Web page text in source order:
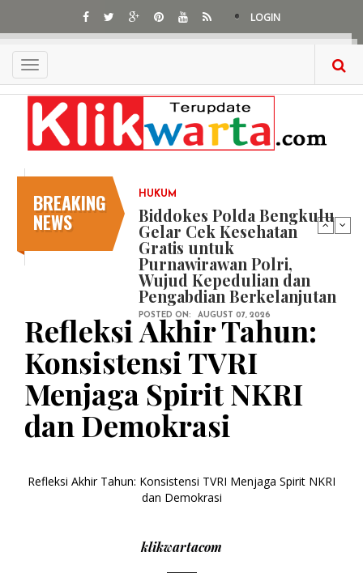
main
content
LOGIN
Toggle
navigation
BREAKING
NEWS
HUKUM
Biddokes Polda Bengkulu
Gelar Cek Kesehatan
Gratis untuk
Purnawirawan Polri,
Wujud Kepedulian dan
Pengabdian Berkelanjutan
POSTED ON: AUGUST 07, 2026
Refleksi Akhir Tahun:
Konsistensi TVRI
Menjaga Spirit NKRI
dan Demokrasi
Refleksi Akhir Tahun: Konsistensi TVRI Menjaga Spirit NKRI
dan Demokrasi
klikwartacom